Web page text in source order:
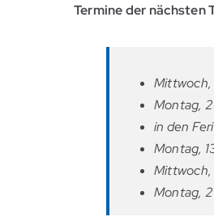
Termine der nächsten
Mittwoch,
Montag,
in den
Montag,
Mittwoch,
Montag,